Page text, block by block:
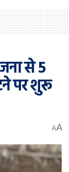
से 5
पर शुरू
AA